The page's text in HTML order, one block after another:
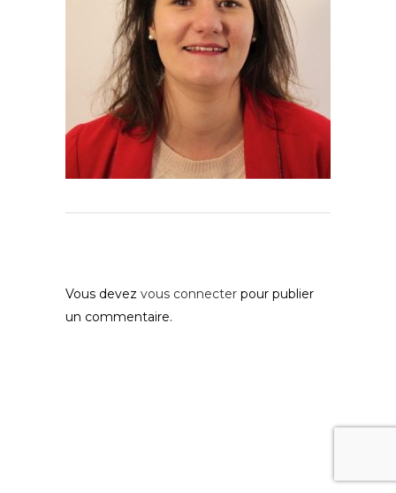
Vous devez vous connecter pour publier
un commentaire.